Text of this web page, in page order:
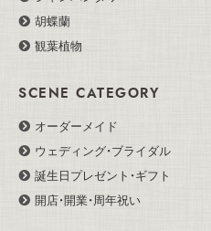
胡蝶蘭
観葉植物
SCENE CATEGORY
オーダーメイド
ウェディング・ブライダル
誕生日プレゼント・ギフト
開店・開業・周年祝い